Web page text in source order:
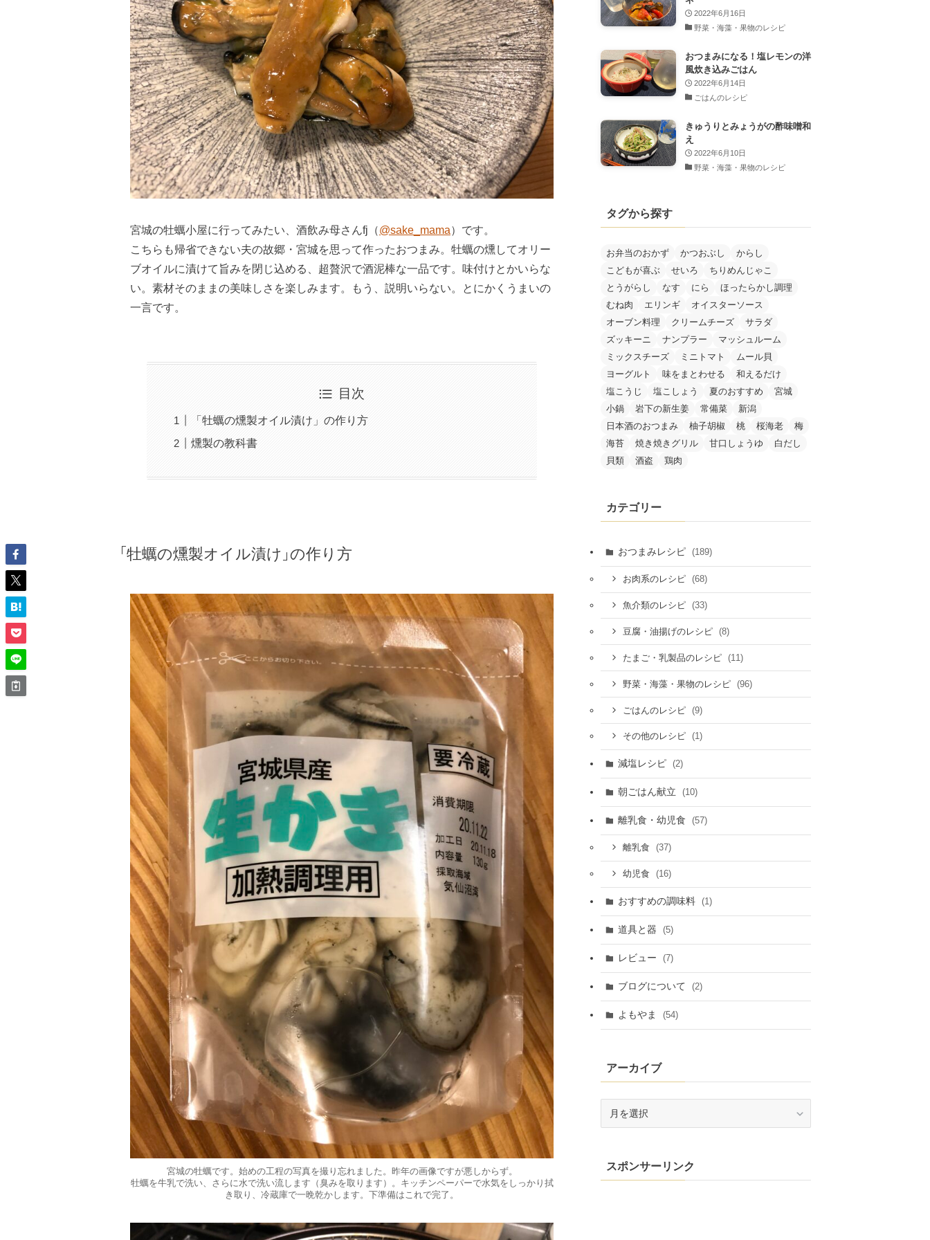
宮城の牡蠣小屋に行ってみたい、酒飲み母さんfj（@sake_mama）です。
こちらも帰省できない夫の故郷・宮城を思って作ったおつまみ。牡蠣の燻してオリー
ブオイルに漬けて旨みを閉じ込める、超贅沢で酒泥棒な一品です。味付けとかいらな
い。素材そのままの美味しさを楽しみます。もう、説明いらない。とにかくうまいの
一言です。
目次
「牡蠣の燻製オイル漬け」の作り方
燻製の教科書
「牡蠣の燻製オイル漬け」の作り方
宮城の牡蠣です。始めの工程の写真を撮り忘れました。昨年の画像ですが悪しからず。
牡蠣を牛乳で洗い、さらに水で洗い流します（臭みを取ります）。キッチンペーパーで水気をしっかり拭
き取り、冷蔵庫で一晩乾かします。下準備はこれで完了。
2022年6月16日
野菜・海藻・果物のレシピ
おつまみになる！塩レモンの洋
風炊き込みごはん
2022年6月14日
ごはんのレシピ
きゅうりとみょうがの酢味噌和
え
2022年6月10日
野菜・海藻・果物のレシピ
タグから探す
お弁当のおかず かつおぶし
からし
こどもが喜ぶ
せいろ
ちりめんじゃこ
とうがらし
なす にら
ほったらかし調理
むね肉
エリンギ
オイスターソース
オーブン料理
クリームチーズ
サラダ
ズッキーニ
ナンプラー
マッシュルーム
ミックスチーズ
ミニトマト
ムール貝
ヨーグルト
味をまとわせる
和えるだけ
塩こうじ
塩こしょう 夏のおすすめ
宮城
小鍋
岩下の新生姜 常備菜
新潟
日本酒のおつまみ
柚子胡椒 桃 桜海老
梅
海苔
焼き焼きグリル 甘口しょうゆ
白だし
貝類
酒盗 鶏肉
カテゴリー
おつまみレシピ (189)
お肉系のレシピ (68)
魚介類のレシピ (33)
豆腐・油揚げのレシピ (8)
たまご・乳製品のレシピ (11)
野菜・海藻・果物のレシピ (96)
ごはんのレシピ (9)
その他のレシピ (1)
減塩レシピ (2)
朝ごはん献立 (10)
離乳食・幼児食 (57)
離乳食 (37)
幼児食 (16)
おすすめの調味料 (1)
道具と器 (5)
レビュー (7)
ブログについて (2)
よもやま (54)
アーカイブ
ブスポンサーリンク